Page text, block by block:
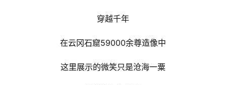
穿越千年
在云冈石窟59000余尊造像中
这里展示的微笑只是沧海一粟